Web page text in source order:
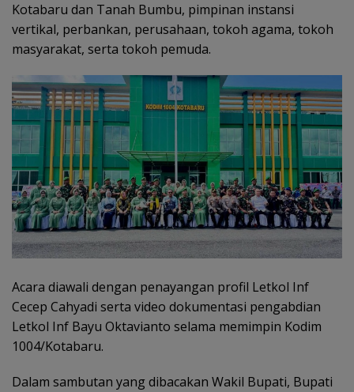
Kotabaru dan Tanah Bumbu, pimpinan instansi
vertikal, perbankan, perusahaan, tokoh agama, tokoh
masyarakat, serta tokoh pemuda.
Acara diawali dengan penayangan profil Letkol Inf
Cecep Cahyadi serta video dokumentasi pengabdian
Letkol Inf Bayu Oktavianto selama memimpin Kodim
1004/Kotabaru.
Dalam sambutan yang dibacakan Wakil Bupati, Bupati